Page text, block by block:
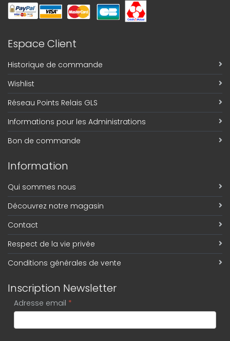
Espace Client
Historique de commande
Wishlist
Réseau Points Relais GLS
Informations pour les Administrations
Bon de commande
Information
Qui sommes nous
Découvrez notre magasin
Contact
Respect de la vie privée
Conditions générales de vente
Inscription Newsletter
Adresse email *